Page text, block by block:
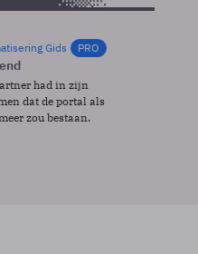
Gids PRO
had in zijn
dat de portal als
zou bestaan.